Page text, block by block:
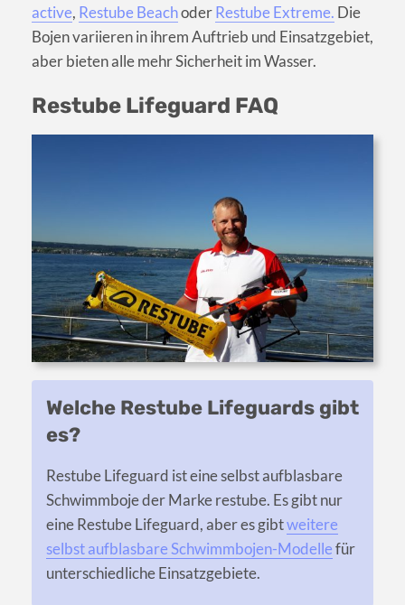
active, Restube BeachoderRestube Extreme. Die
Bojen variieren in ihrem Auftrieb und Einsatzgebiet,
aber bieten alle mehr Sicherheit im Wasser.
Restube Lifeguard FAQ
Welche Restube Lifeguards gibt
es?
Restube Lifeguard ist eine selbst aufblasbare
Schwimmboje der Marke restube. Es gibt nur
eine Restube Lifeguard, aber es gibtweitere
selbst aufblasbare Schwimmbojen-Modellefür
unterschiedliche Einsatzgebiete.